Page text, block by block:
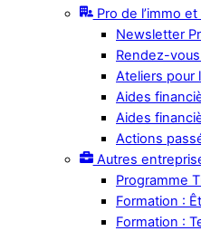
Pro de l’immo
Newsletter
Rendez-
Ateliers pour
Aides
Aides
Actions
Autres
Programme
Formation :
Formation :